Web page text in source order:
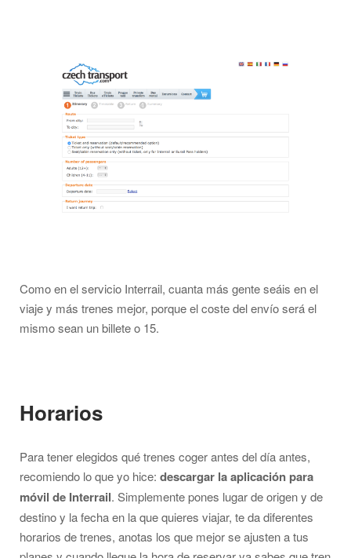
Como en el servicio Interrail, cuanta más gente seáis en el
viaje y más trenes mejor, porque el coste del envío será el
mismo sean un billete o 15.
Horarios
Para tener elegidos qué trenes coger antes del día antes,
recomiendo lo que yo hice: descargar la aplicación para
móvil de Interrail. Simplemente pones lugar de origen y de
destino y la fecha en la que quieres viajar, te da diferentes
horarios de trenes, anotas los que mejor se ajusten a tus